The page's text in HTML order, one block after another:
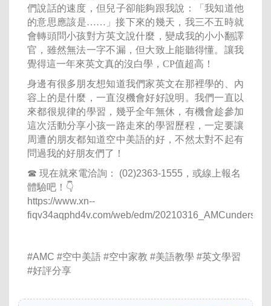
們說話的速度，但兒子卻能夠跟我說：「我知道他
的意思應該是……」接下來的幾天，我三不五時就
會轉頭問小孩對方英文說什麼，變成我的小小翻譯
官，雖然無法一字不漏，但大致上能聽得懂。讓我
覺得這一年來英文真的沒白學，CP值超高！
身邊有很多朋友想知道我們家英文在那裡學的、內
容上的是什麼，一直沒機會好好說明。我們一直以
來都很規律的學習，幾乎全年無休，有機會趁參加
這次活動分享小孩一路走來的學習歷程，一定要讓
周遭的朋友都知道空中美語的好，不然太對不起有
問過我的好朋友們了！
☎ 現在就來電洽詢： (02)2363-1555，或線上報名
體驗吧！👇
https://www.xn--
fiqv34aqphd4v.com/web/edm/
#AMC #空中美語 #空中家教 #美語教學 #英文學習
#好評分享